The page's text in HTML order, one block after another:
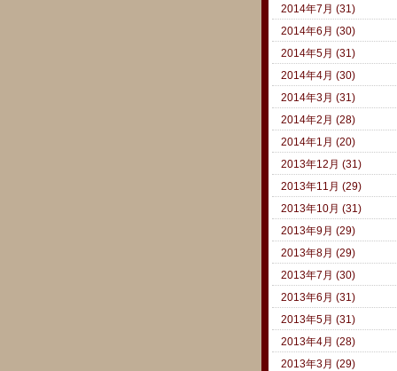
2014年7月 (31)
2014年6月 (30)
2014年5月 (31)
2014年4月 (30)
2014年3月 (31)
2014年2月 (28)
2014年1月 (20)
2013年12月 (31)
2013年11月 (29)
2013年10月 (31)
2013年9月 (29)
2013年8月 (29)
2013年7月 (30)
2013年6月 (31)
2013年5月 (31)
2013年4月 (28)
2013年3月 (29)